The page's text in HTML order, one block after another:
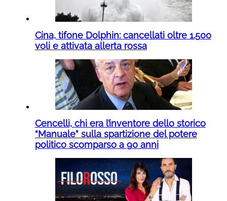
Cina, tifone Dolphin: cancellati oltre 1.500
voli e attivata allerta rossa
Cencelli, chi era l’inventore dello storico
“Manuale” sulla spartizione del potere
politico scomparso a 90 anni